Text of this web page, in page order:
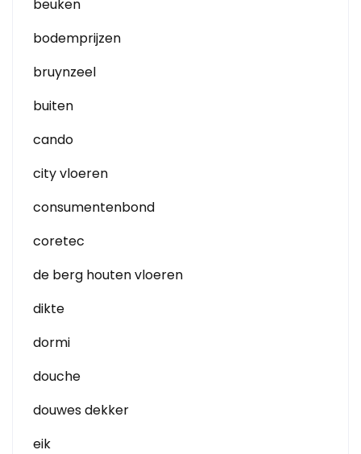
beuken
bodemprijzen
bruynzeel
buiten
cando
city vloeren
consumentenbond
coretec
de berg houten vloeren
dikte
dormi
douche
douwes dekker
eik